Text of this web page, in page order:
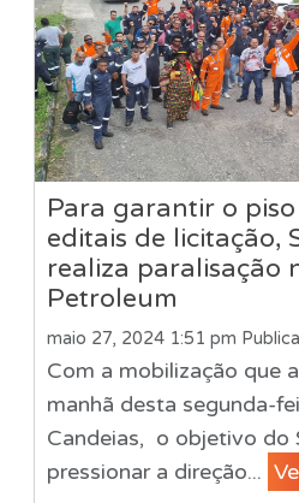
Para garantir o
editais de licitação,
realiza paralisação
Petroleum
maio 27, 2024 1:51 pm
Com a mobilização que
manhã desta segunda-
Candeias, o objetivo do
pressionar a direção...